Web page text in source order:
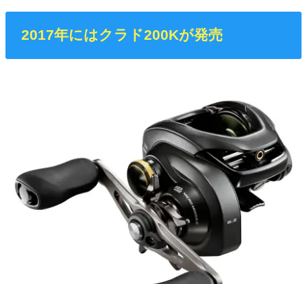
2017年にはクラド200Kが発売